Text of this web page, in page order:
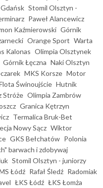
Stomil Olsztyn -
Paweł Alancewicz
Kaźmierowski Górnik
Orange Sport Warta
Kalonas Olimpia Olsztynek
Górnik Łęczna Naki Olsztyn
MKS Korsze Motor
Świnoujście Hutnik
Stróże Olimpia Zambrów
Granica Kętrzyn
Termalica Bruk-Bet
Nowy Sącz Wiktor
GKS Bełchatów Polonia
barwach i zdobywaj
Stomil Olsztyn - juniorzy
Łódź Rafał Śledź Radomiak
ŁKS Łódź ŁKS Łomża